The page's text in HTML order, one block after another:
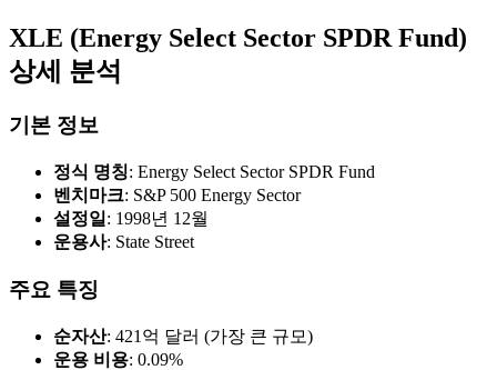
XLE (Energy Select Sector SPDR Fund)
상세 분석
기본 정보
정식 명칭: Energy Select Sector SPDR Fund
벤치마크: S&P 500 Energy Sector
설정일 : 1998년 12월
운용사: State Street
주요 특징
순자산: 421억 달러 (가장 큰 규모)
운용 비용: 0.09%